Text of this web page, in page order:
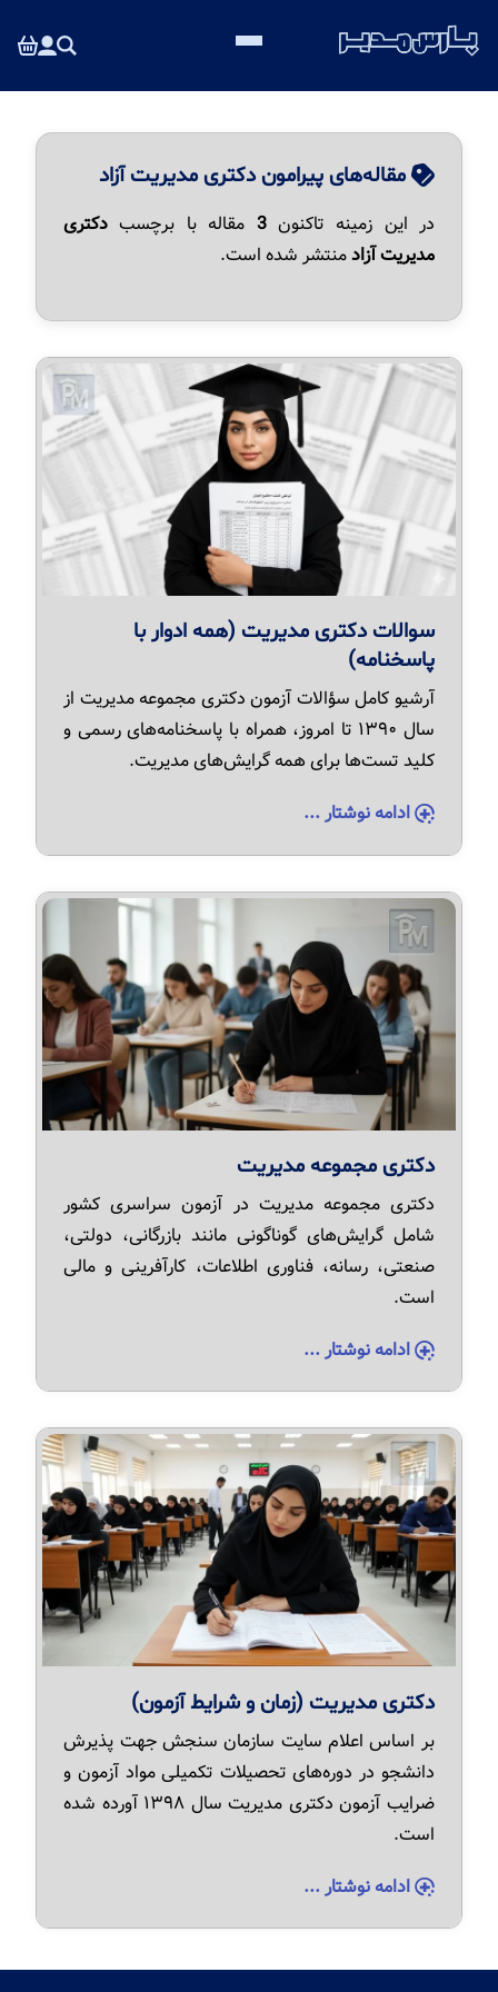
مقاله‌های پیرامون دکتری مدیریت آزاد
در این زمینه تاکنون3 مقاله با برچسب دکتری
مدیریت آزادمنتشر شده است.
سوالات دکتری مدیریت (همه ادوار با
پاسخنامه)
آرشیو کامل سؤالات آزمون دکتری مجموعه مدیریت از
سال ۱۳۹۰ تا امروز، همراه با پاسخنامه‌های رسمی و
کلید تست‌ها برای همه گرایش‌های مدیریت.
ادامه نوشتار ...
دکتری مجموعه مدیریت
دکتری مجموعه مدیریت در آزمون سراسری کشور
شامل گرایش‌های گوناگونی مانند بازرگانی، دولتی،
صنعتی، رسانه، فناوری اطلاعات، کارآفرینی و مالی
است.
ادامه نوشتار ...
دکتری مدیریت (زمان و شرایط آزمون)
بر اساس اعلام سایت سازمان سنجش جهت پذیرش
دانشجو در دوره‌های تحصیلات تکمیلی مواد آزمون و
ضرایب آزمون دکتری مدیریت سال ۱۳۹۸ آورده شده
است.
ادامه نوشتار ...